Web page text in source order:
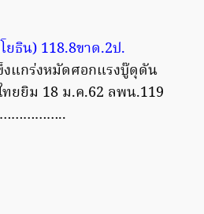
ยธิน) 118.8ขาด.2ป.
แกร่งหมัดศอกแรงบู๊ดุดัน
ทยยิม 18 ม.ค.62 ลพน.119